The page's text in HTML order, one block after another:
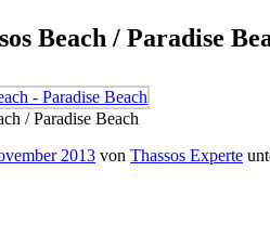
Beach / Paradise
/ Paradise Beach
2013 von Thassos Experte